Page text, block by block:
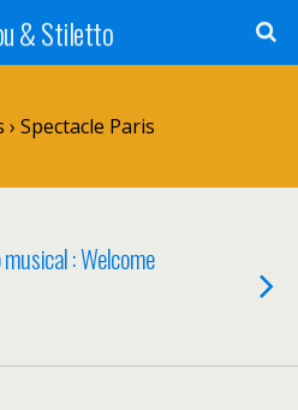
& Stiletto
Spectacle Paris
: Welcome